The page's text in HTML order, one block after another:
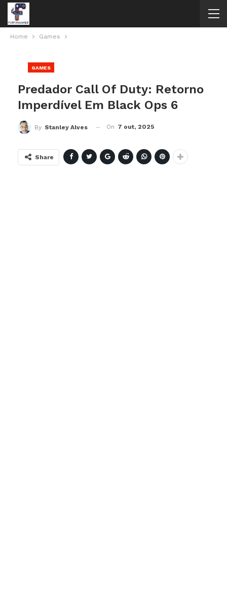
Home Games
GAMES
Predador Call Of Duty: Retorno
Imperdível Em Black Ops 6
By Stanley Alves On 7 out, 2025
Share